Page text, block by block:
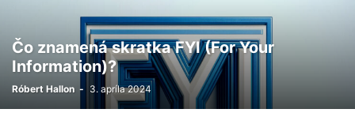
Čo znamená skratka FYI (For Your
Information)?
Róbert Hallon - 3. apríla 2024